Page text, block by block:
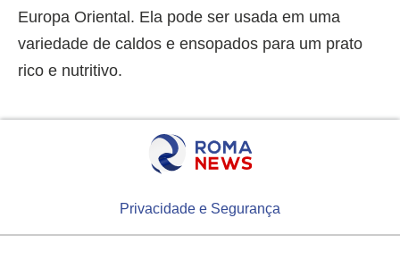
Europa Oriental. Ela pode ser usada em uma
variedade de caldos e ensopados para um prato
rico e nutritivo.
Privacidade e Segurança